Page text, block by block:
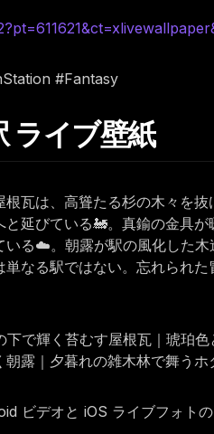
#Fantasy
ライブ壁紙
瓦は、高聳たる杉の木々を
延びている🚂。真鍮の金具
る☁️。朝露が駅の風化した
なる駅ではない。忘れられ
で輝く苔むす屋根瓦｜琥珀
露｜夕暮れの雑木林で舞うホ
ビデオと iOS ライブフォトの